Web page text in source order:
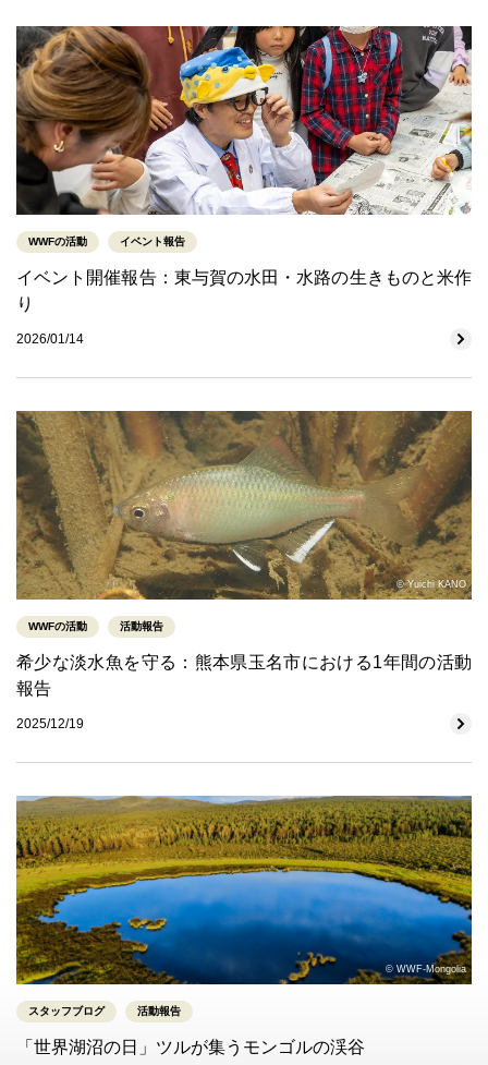
© WWF-Japan
WWFの活動 イベント報告
イベント開催報告：東与賀の水田・水路の生きものと米作
り
2026/01/14
© Yuichi KANO
WWFの活動 活動報告
希少な淡水魚を守る：熊本県玉名市における1年間の活動
報告
2025/12/19
© WWF-Mongolia
スタッフブログ 活動報告
「世界湖沼の日」ツルが集うモンゴルの渓谷